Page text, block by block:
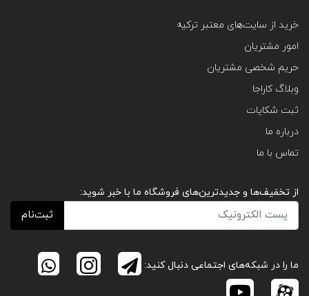
خرید از سایت‌های معتبر ترکیه
امور مشتریان
حریم شخصی مشتریان
وبلاگ کاراجا
ثبت شکایات
درباره ما
تماس با ما
از تخفیف‌ها و جدیدترین‌های فروشگاه ما با خبر شوید:
ثبت‌نام
ما را در شبکه‌های اجتماعی دنبال کنید: